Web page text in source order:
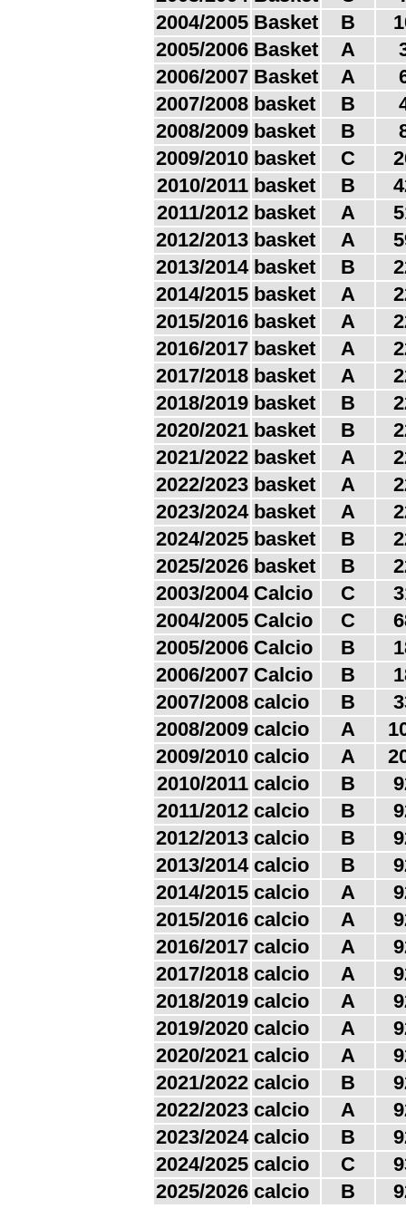
2004/2005 Basket B
2005/2006 Basket A
2006/2007 Basket A
2007/2008 basket B
2008/2009 basket B
2009/2010 basket C
2010/2011 basket B
2011/2012 basket A
2012/2013 basket A
2013/2014 basket B
2014/2015 basket A
2015/2016 basket A
2016/2017 basket A
2017/2018 basket A
2018/2019 basket B
2020/2021 basket B
2021/2022 basket A
2022/2023 basket A
2023/2024 basket A
2024/2025 basket B
2025/2026 basket B
2003/2004 Calcio C
2004/2005 Calcio C
2005/2006 Calcio B
2006/2007 Calcio B
2007/2008 calcio B
2008/2009 calcio A
2009/2010 calcio A
2010/2011 calcio B
2011/2012 calcio B
2012/2013 calcio B
2013/2014 calcio B
2014/2015 calcio A
2015/2016 calcio A
2016/2017 calcio A
2017/2018 calcio A
2018/2019 calcio A
2019/2020 calcio A
2020/2021 calcio A
2021/2022 calcio B
2022/2023 calcio A
2023/2024 calcio B
2024/2025 calcio C
2025/2026 calcio B